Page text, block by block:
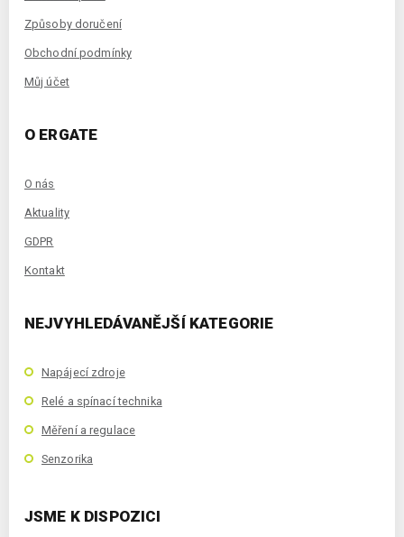
Způsoby doručení
Obchodní podmínky
Můj účet
O ERGATE
O nás
Aktuality
GDPR
Kontakt
NEJVYHLEDÁVANĚJŠÍ KATEGORIE
Napájecí zdroje
Relé a spínací technika
Měření a regulace
Senzorika
JSME K DISPOZICI